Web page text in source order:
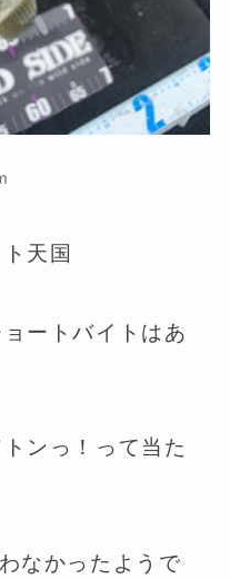
天国
ートバイトはあ
ンっ！って当た
なかったようで